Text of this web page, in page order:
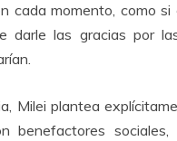
cada momento, como si
darle las gracias por
Milei plantea
benefactores